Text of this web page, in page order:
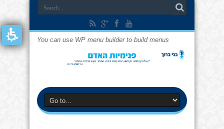
You can use WP menu builder to build menus